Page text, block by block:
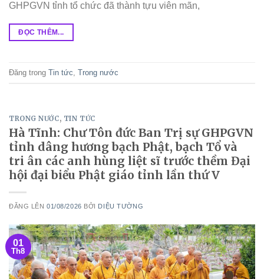
GHPGVN tỉnh tổ chức đã thành tựu viên mãn,
ĐỌC THÊM...
Đăng trong Tin tức Trong nước
TRONG NƯỚC, TIN TỨC
Hà Tĩnh: Chư Tôn đức Ban Trị sự GHPGVN
tỉnh dâng hương bạch Phật, bạch Tổ và
tri ân các anh hùng liệt sĩ trước thềm Đại
hội đại biểu Phật giáo tỉnh lần thứ V
ĐĂNG LÊN01/08/2026 BỞI DIỆU TƯỜNG
01
Th8